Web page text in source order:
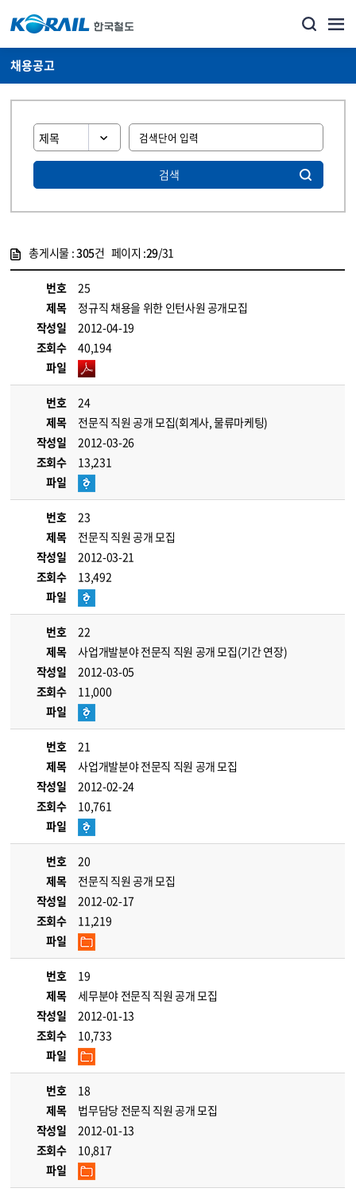
채용공고
검색
총게시물 :305건 페이지 :29/31
번호
25
제목
정규직 채용을 위한 인턴사원 공개모집
작성일
2012-04-19
조회수
40,194
파일
번호
24
제목
전문직 직원 공개 모집(회계사, 물류마케팅)
작성일
2012-03-26
조회수
13,231
파일
번호
23
제목
전문직 직원 공개 모집
작성일
2012-03-21
조회수
13,492
파일
번호
22
제목
사업개발분야 전문직 직원 공개 모집(기간 연장)
작성일
2012-03-05
조회수
11,000
파일
번호
21
제목
사업개발분야 전문직 직원 공개 모집
작성일
2012-02-24
조회수
10,761
파일
번호
20
제목
전문직 직원 공개 모집
작성일
2012-02-17
조회수
11,219
파일
번호
19
제목
세무분야 전문직 직원 공개 모집
작성일
2012-01-13
조회수
10,733
파일
번호
18
제목
법무담당 전문직 직원 공개 모집
작성일
2012-01-13
조회수
10,817
파일